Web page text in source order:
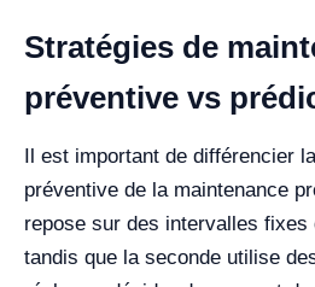
Stratégies de
préventive vs
Il est important de différencier
préventive de la maintenance
repose sur des intervalles fixes
tandis que la seconde utilise